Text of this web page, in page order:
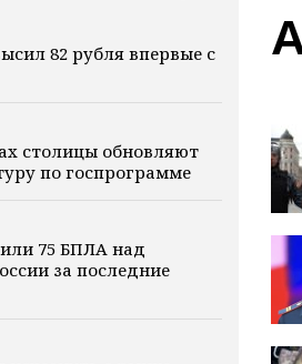
82 рубля впервые с
столицы обновляют
по госпрограмме
75 БПЛА над
за последние